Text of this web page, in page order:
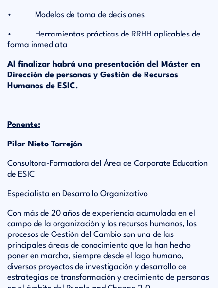
• Modelos de toma de decisiones
• Herramientas prácticas de RRHH aplicables de
forma inmediata
Al finalizar habrá una presentación del Máster en
Dirección de personas y Gestión de Recursos
Humanos de ESIC.
Ponente:
Pilar Nieto Torrejón
Consultora-Formadora del Área de Corporate Education
de ESIC
Especialista en Desarrollo Organizativo
Con más de 20 años de experiencia acumulada en el
campo de la organización y los recursos humanos, los
procesos de Gestión del Cambio son una de las
principales áreas de conocimiento que la han hecho
poner en marcha, siempre desde el lago humano,
diversos proyectos de investigación y desarrollo de
estrategias de transformación y crecimiento de personas